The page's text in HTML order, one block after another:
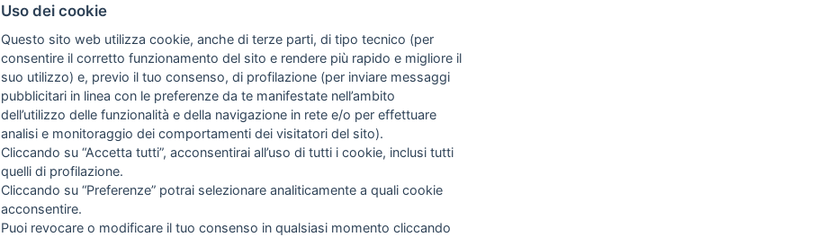
INFO SULL'AZIENDA GUIDA AGLI ACQUISTI
Uso dei cookie
Questo sito web utilizza cookie, anche di terze parti, di tipo tecnico (per
consentire il corretto funzionamento del sito e rendere più rapido e migliore il
suo utilizzo) e, previo il tuo consenso, di profilazione (per inviare messaggi
pubblicitari in linea con le preferenze da te manifestate nell’ambito
dell’utilizzo delle funzionalità e della navigazione in rete e/o per effettuare
analisi e monitoraggio dei comportamenti dei visitatori del sito).
Cliccando su “Accetta tutti”, acconsentirai all’uso di tutti i cookie, inclusi tutti
quelli di profilazione.
Cliccando su “Preferenze” potrai selezionare analiticamente a quali cookie
acconsentire.
Puoi revocare o modificare il tuo consenso in qualsiasi momento cliccando